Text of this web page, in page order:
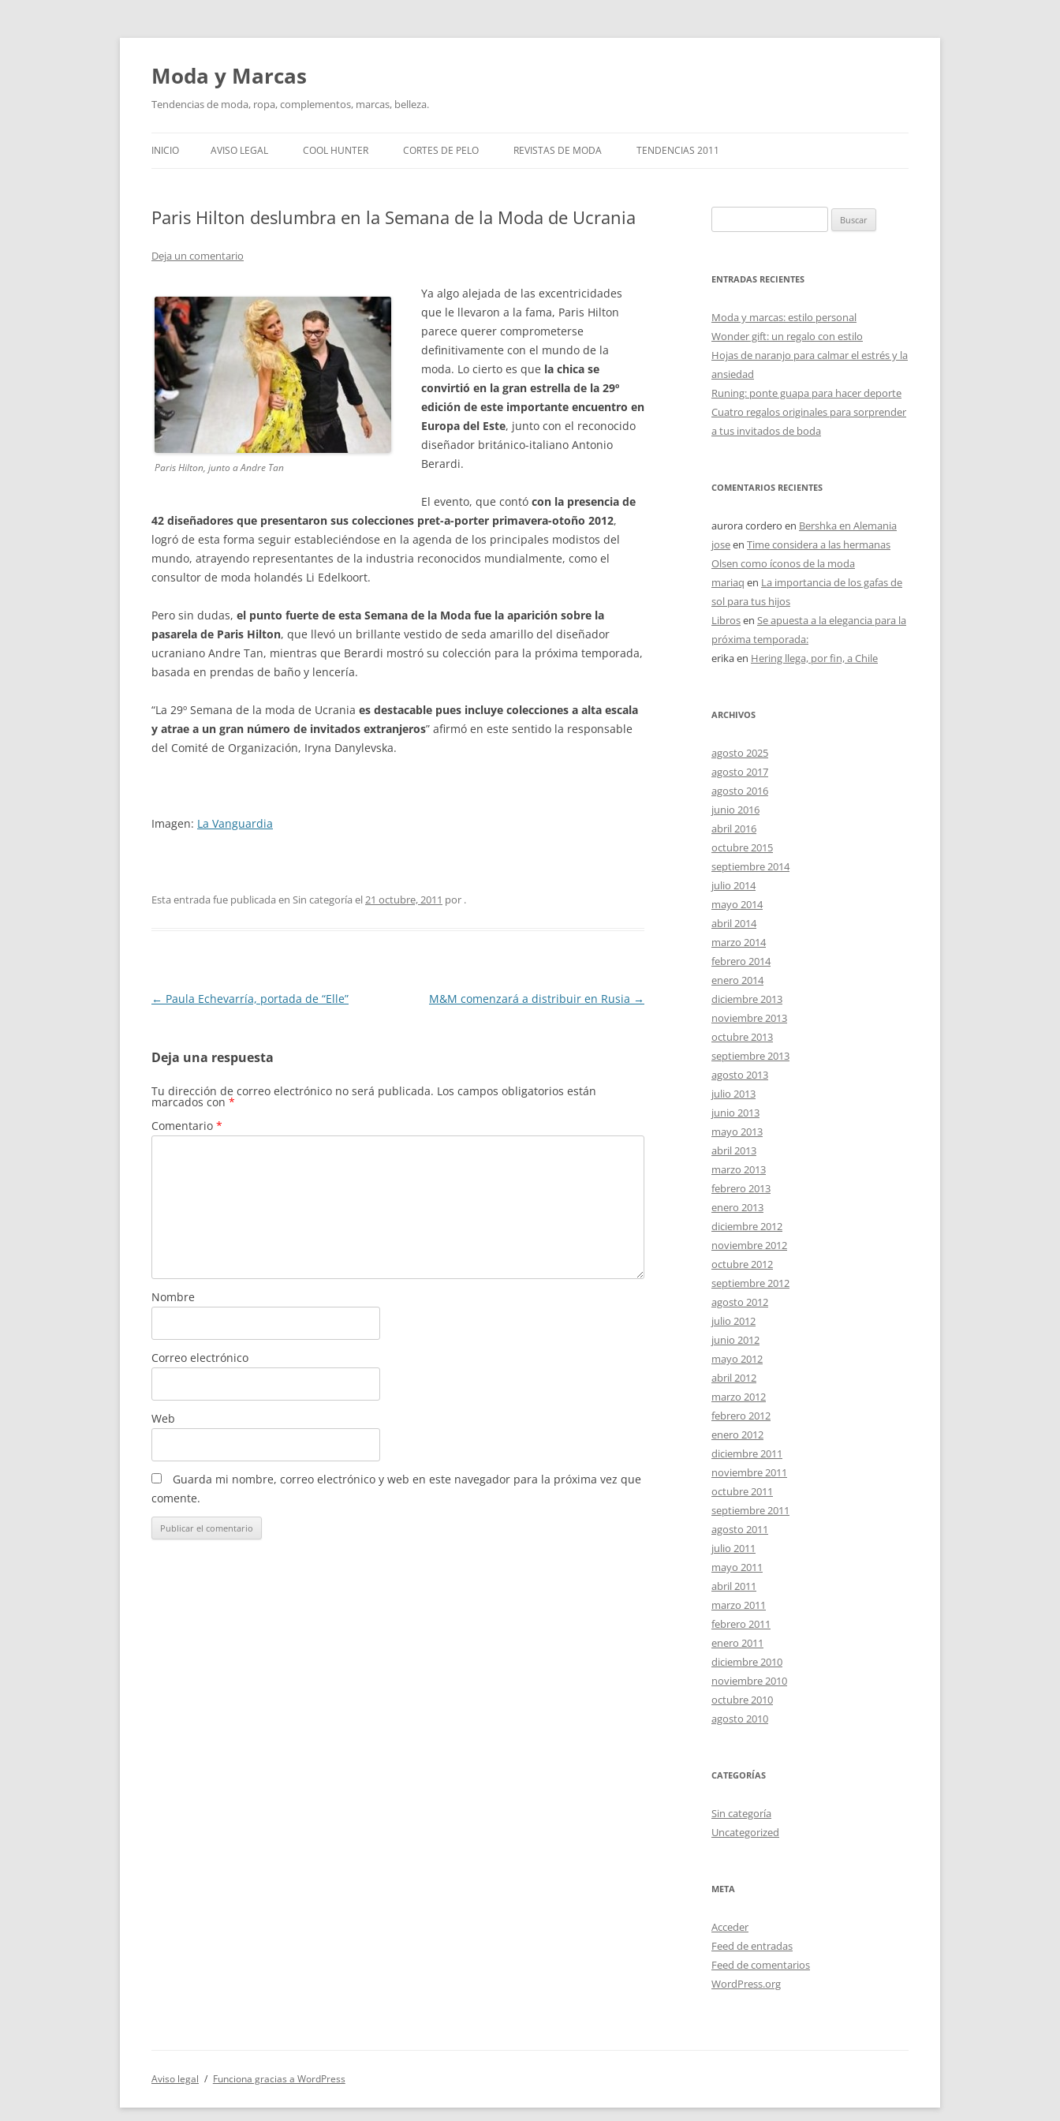
Saltar
contenido
Moda y Marcas
Tendencias de moda, ropa, complementos, marcas, belleza.
INICIO AVISO LEGAL COOL HUNTER CORTES DE PELO REVISTAS DE MODA TENDENCIAS 2011
Paris Hilton deslumbra en la Semana de la Moda de Ucrania
Deja un comentario
Paris Hilton, junto a Andre Tan
Ya algo alejada de las excentricidades
que le llevaron a la fama, Paris Hilton
parece querer comprometerse
definitivamente con el mundo de la
moda. Lo cierto es que la chica se
convirtió en la gran estrella de la 29º
edición de este importante encuentro en
Europa del Este, junto con el reconocido
diseñador británico-italiano Antonio
Berardi.
El evento, que contó con la presencia de
42 diseñadores que presentaron sus colecciones pret-a-porter primavera-otoño 2012,
logró de esta forma seguir estableciéndose en la agenda de los principales modistos del
mundo, atrayendo representantes de la industria reconocidos mundialmente, como el
consultor de moda holandés Li Edelkoort.
Pero sin dudas, el punto fuerte de esta Semana de la Moda fue la aparición sobre la
pasarela de Paris Hilton, que llevó un brillante vestido de seda amarillo del diseñador
ucraniano Andre Tan, mientras que Berardi mostró su colección para la próxima temporada,
basada en prendas de baño y lencería.
“La 29º Semana de la moda de Ucrania es destacable pues incluye colecciones a alta escala
y atrae a un gran número de invitados extranjeros” afirmó en este sentido la responsable
del Comité de Organización, Iryna Danylevska.
Imagen: La Vanguardia
Esta entrada fue publicada en Sin categoría el21 octubre, 2011 por .
Navegación
← Paula Echevarría, portada de “Elle” M&M comenzará a distribuir en Rusia →
Deja una respuesta
Tu dirección de correo electrónico no será publicada. Los campos obligatorios están
marcados con *
Comentario *
Nombre
Correo electrónico
Web
Guarda mi nombre, correo electrónico y web en este navegador para la próxima vez que
comente.
ENTRADAS RECIENTES
Moda y marcas: estilo personal
Wonder gift: un regalo con estilo
Hojas de naranjo para calmar el estrés y la
ansiedad
Runing: ponte guapa para hacer deporte
Cuatro regalos originales para sorprender
a tus invitados de boda
COMENTARIOS RECIENTES
aurora cordero en Bershka en Alemania
joseen Time considera a las hermanas
Olsen como íconos de la moda
mariaq en La importancia de los gafas de
sol para tus hijos
Librosen Se apuesta a la elegancia para la
próxima temporada:
erikaen Hering llega, por fin, a Chile
ARCHIVOS
agosto 2025
agosto 2017
agosto 2016
junio 2016
abril 2016
octubre 2015
septiembre 2014
julio 2014
mayo 2014
abril 2014
marzo 2014
febrero 2014
enero 2014
diciembre 2013
noviembre 2013
octubre 2013
septiembre 2013
agosto 2013
julio 2013
junio 2013
mayo 2013
abril 2013
marzo 2013
febrero 2013
enero 2013
diciembre 2012
noviembre 2012
octubre 2012
septiembre 2012
agosto 2012
julio 2012
junio 2012
mayo 2012
abril 2012
marzo 2012
febrero 2012
enero 2012
diciembre 2011
noviembre 2011
octubre 2011
septiembre 2011
agosto 2011
julio 2011
mayo 2011
abril 2011
marzo 2011
febrero 2011
enero 2011
diciembre 2010
noviembre 2010
octubre 2010
agosto 2010
CATEGORÍAS
Sin categoría
Uncategorized
META
Acceder
Feed de entradas
Feed de comentarios
WordPress.org
Aviso legal Funciona gracias a WordPress